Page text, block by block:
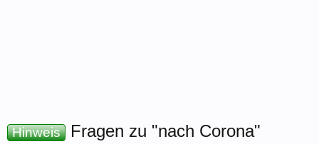
Hinweis Fragen zu "nach Corona"